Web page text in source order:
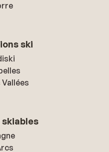
ski
skiables